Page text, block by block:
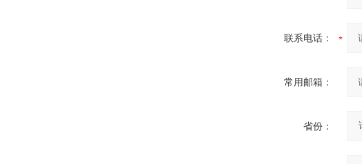
联系电话：
常用邮箱：
省份：